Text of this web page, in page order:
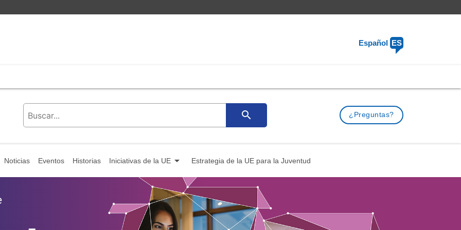
Español ES
search ¿Preguntas?
Noticias Eventos Historias Iniciativas de la UEarrow_drop_down Estrategia de la UE para la Juventud